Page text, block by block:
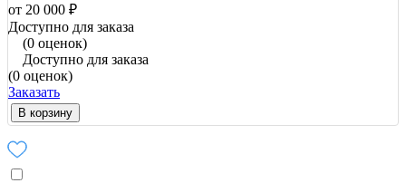
от 20 000 ₽
Доступно для заказа
(0 оценок)
Доступно для заказа
(0 оценок)
Заказать
В корзину